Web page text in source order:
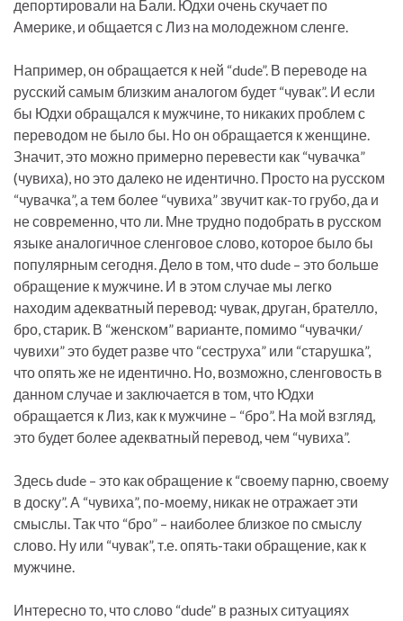
депортировали на Бали. Юдхи очень скучает по
Америке, и общается с Лиз на молодежном сленге.
Например, он обращается к ней “dude”. В переводе на
русский самым близким аналогом будет “чувак”. И если
бы Юдхи обращался к мужчине, то никаких проблем с
переводом не было бы. Но он обращается к женщине.
Значит, это можно примерно перевести как “чувачка”
(чувиха), но это далеко не идентично. Просто на русском
“чувачка”, а тем более “чувиха” звучит как-то грубо, да и
не современно, что ли. Мне трудно подобрать в русском
языке аналогичное сленговое слово, которое было бы
популярным сегодня. Дело в том, что dude – это больше
обращение к мужчине. И в этом случае мы легко
находим адекватный перевод: чувак, друган, брателло,
бро, старик. В “женском” варианте, помимо “чувачки/
чувихи” это будет разве что “сеструха” или “старушка”,
что опять же не идентично. Но, возможно, сленговость в
данном случае и заключается в том, что Юдхи
обращается к Лиз, как к мужчине – “бро”. На мой взгляд,
это будет более адекватный перевод, чем “чувиха”.
Здесь dude – это как обращение к “своему парню, своему
в доску”. А “чувиха”, по-моему, никак не отражает эти
смыслы. Так что “бро” – наиболее близкое по смыслу
слово. Ну или “чувак”, т.е. опять-таки обращение, как к
мужчине.
Интересно то, что слово “dude” в разных ситуациях